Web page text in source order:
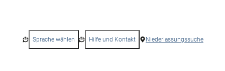
Sprache wählen Hilfe und Kontakt Niederlassungssuche